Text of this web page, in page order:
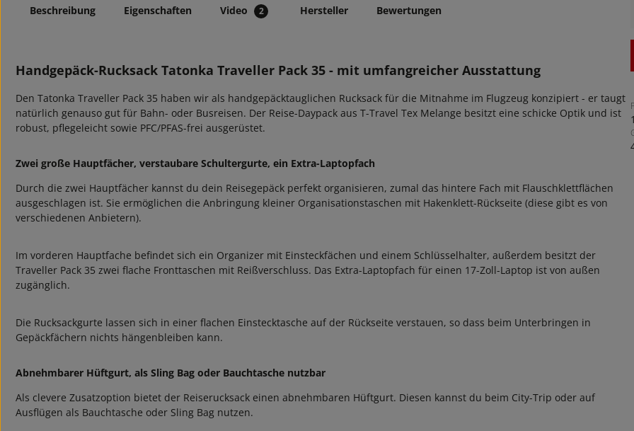
Beschreibung Eigenschaften Video 2 Hersteller Bewertungen
Handgepäck-Rucksack Tatonka Traveller Pack 35 - mit umfangreicher Ausstattung
Den Tatonka Traveller Pack 35 haben wir als handgepäcktauglichen Rucksack für die Mitnahme im Flugzeug konzipiert - er taugt
natürlich genauso gut für Bahn- oder Busreisen. Der Reise-Daypack aus T-Travel Tex Melange besitzt eine schicke Optik und ist
robust, pflegeleicht sowie PFC/PFAS-frei ausgerüstet.
Zwei große Hauptfächer, verstaubare Schultergurte, ein Extra-Laptopfach
Durch die zwei Hauptfächer kannst du dein Reisegepäck perfekt organisieren, zumal das hintere Fach mit Flauschklettflächen
ausgeschlagen ist. Sie ermöglichen die Anbringung kleiner Organisationstaschen mit Hakenklett-Rückseite (diese gibt es von
verschiedenen Anbietern).
Im vorderen Hauptfache befindet sich ein Organizer mit Einsteckfächen und einem Schlüsselhalter, außerdem besitzt der
Traveller Pack 35 zwei flache Fronttaschen mit Reißverschluss. Das Extra-Laptopfach für einen 17-Zoll-Laptop ist von außen
zugänglich.
Die Rucksackgurte lassen sich in einer flachen Einstecktasche auf der Rückseite verstauen, so dass beim Unterbringen in
Gepäckfächern nichts hängenbleiben kann.
Abnehmbarer Hüftgurt, als Sling Bag oder Bauchtasche nutzbar
Als clevere Zusatzoption bietet der Reiserucksack einen abnehmbaren Hüftgurt. Diesen kannst du beim City-Trip oder auf
Ausflügen als Bauchtasche oder Sling Bag nutzen.